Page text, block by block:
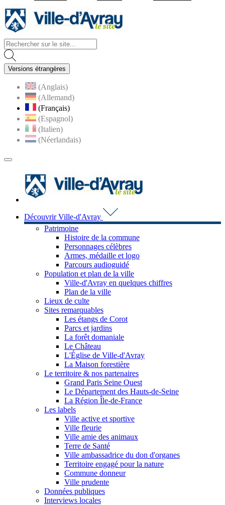
Versions étrangères
(Anglais)
(Allemand)
(Français)
(Espagnol)
(Italien)
(Néerlandais)
MENU
Découvrir Ville-d'Avray
Patrimoine
Histoire de la commune
Personnages célèbres
Armes, médaille et logo
Parcours audioguidé
Population et plan de la ville
Ville-d'Avray en quelques chiffres
Plan de la ville
Lieux de culte
Sites remarquables
Les étangs de Corot
Parcs et jardins
La forêt domaniale
Le Château
L'Église de Ville-d'Avray
La Maison forestière
Le territoire & nos partenaires
Grand Paris Seine Ouest
Le Département des Hauts-de-Seine
La Région Île-de-France
Les labels
Ville active et sportive
Ville fleurie
Ville amie des animaux
Terre de Santé
Ville ambassadrice du don d'organes
Territoire engagé pour la nature
Commune donneur
Ville prudente
Données publiques
Interviews locales